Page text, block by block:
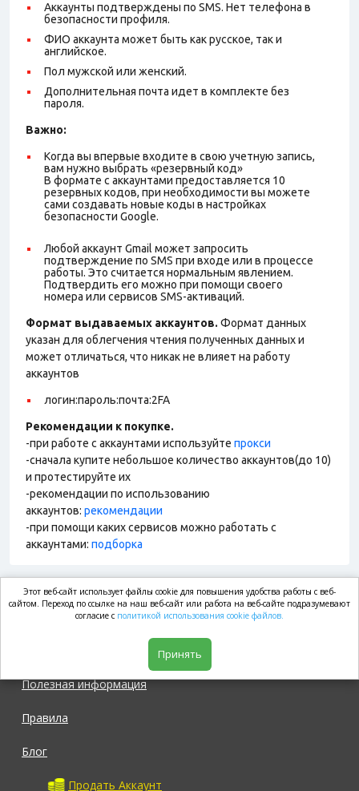
Аккаунты подтверждены по SMS. Нет телефона в
безопасности профиля.
ФИО аккаунта может быть как русское, так и
английское.
Пол мужской или женский.
Дополнительная почта идет в комплекте без
пароля.
Важно:
Когда вы впервые входите в свою учетную запись,
вам нужно выбрать «резервный код»
В формате с аккаунтами предоставляется 10
резервных кодов, при необходимости вы можете
сами создавать новые коды в настройках
безопасности Google.
Любой аккаунт Gmail может запросить
подтверждение по SMS при входе или в процессе
работы. Это считается нормальным явлением.
Подтвердить его можно при помощи своего
номера или сервисов SMS-активаций.
Формат выдаваемых аккаунтов. Формат данных
указан для облегчения чтения полученных данных и
может отличаться, что никак не влияет на работу
аккаунтов
логин:пароль:почта:2FA
Рекомендации к покупке.
-при работе с аккаунтами используйте прокси
-сначала купите небольшое количество аккаунтов(до 10)
и протестируйте их
-рекомендации по использованию
аккаунтов: рекомендации
-при помощи каких сервисов можно работать с
аккаунтами: подборка
market.com
Полезная информация
Правила
Блог
Продать Аккаунт
Этот веб-сайт использует файлы cookie для повышения удобства работы с веб-
сайтом. Переход по ссылке на наш веб-сайт или работа на веб-сайте подразумевают
согласие с политикой использования cookie файлов.
Принять